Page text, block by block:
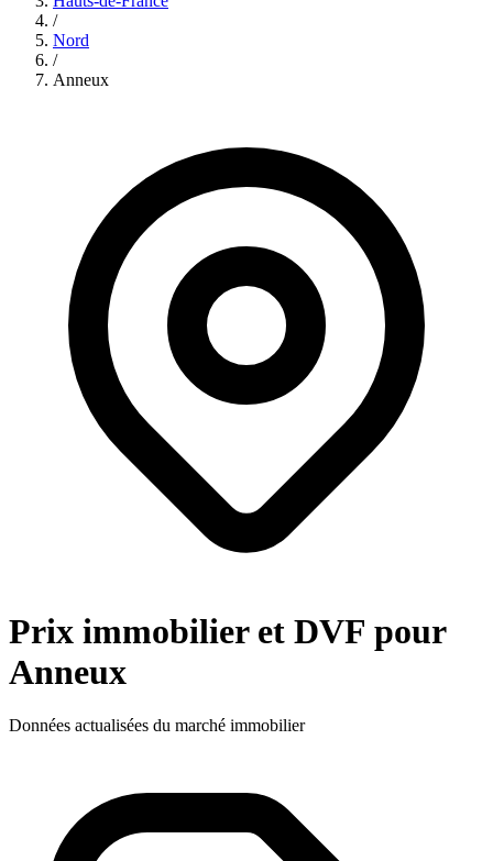
/
Nord
/
Anneux
Prix immobilier et DVF pour
Anneux
Données actualisées du marché immobilier